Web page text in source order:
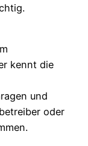
kennt die
und
oder